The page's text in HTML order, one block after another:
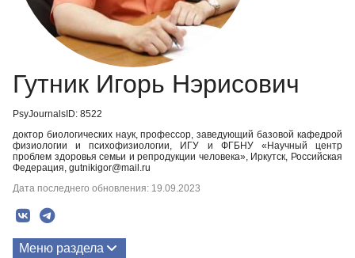
Гутник Игорь Нэрисович
PsyJournalsID: 8522
доктор биологических наук, профессор, заведующий базовой кафедрой
физиологии и психофизиологии, ИГУ и ФГБНУ «Научный центр
проблем здоровья семьи и репродукции человека», Иркутск, Российская
Федерация, gutnikigor@mail.ru
Дата последнего обновления: 19.09.2023
Меню раздела